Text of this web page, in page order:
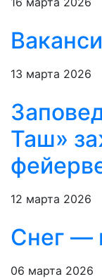
13 марта 2026
Таш»
12 марта 2026
Снег —
06 марта 2026